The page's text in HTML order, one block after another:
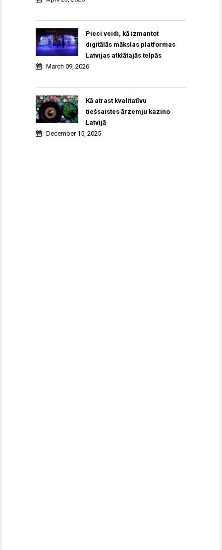
Pieci veidi, kā izmantot
digitālās mākslas platformas
Latvijas atklātajās telpās
March 09, 2026
Kā atrast kvalitatīvu
tiešsaistes ārzemju kazino
Latvijā
December 15, 2025